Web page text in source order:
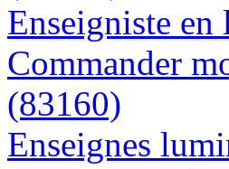
Enseigniste
Commander
(83160)
Enseignes